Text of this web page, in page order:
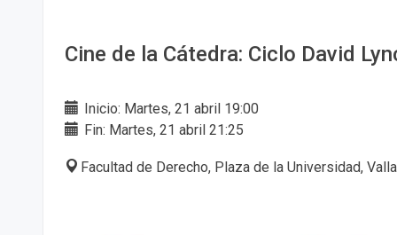
Cine de la Cátedra: Ciclo David
Inicio: Martes, 21 abril 19:00
Fin: Martes, 21 abril 21:25
Facultad de Derecho, Plaza de la Universidad,